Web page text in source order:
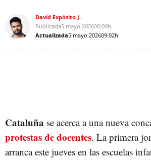
David Expósito J.
Publicada5 mayo 202600:00h
Actualizada5 mayo 202609:02h
Cataluña se acerca a una nueva
protestas de docentes. La primera
arranca este jueves en las escuelas